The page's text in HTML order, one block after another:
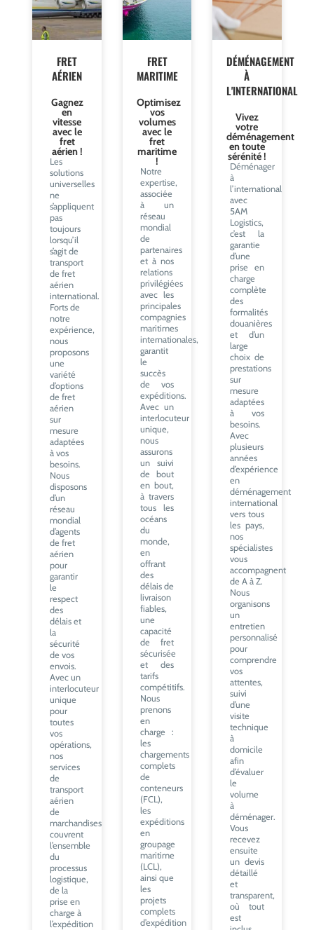
FRET
AÉRIEN
Gagnez
en
vitesse
avec le
fret
aérien !
Les
solutions
universelles
ne
s’appliquent
pas
toujours
lorsqu’il
s’agit de
transport
de fret
aérien
international.
Forts de
notre
expérience,
nous
proposons
une
variété
d’options
de fret
aérien
sur
mesure
adaptées
à vos
besoins.
Nous
disposons
d’un
réseau
mondial
d’agents
de fret
aérien
pour
garantir
le
respect
des
délais et
la
sécurité
de vos
envois.
Avec un
interlocuteur
unique
pour
toutes
vos
opérations,
nos
services
de
transport
aérien
de
marchandises
couvrent
l’ensemble
du
processus
logistique,
de la
prise en
charge à
l’expédition
FRET
MARITIME
Optimisez
vos
volumes
avec le
fret
maritime
!
Notre
expertise,
associée
à un
réseau
mondial
de
partenaires
et à nos
relations
privilégiées
avec les
principales
compagnies
maritimes
internationales,
garantit
le
succès
de vos
expéditions.
Avec un
interlocuteur
unique,
nous
assurons
un suivi
de bout
en bout,
à travers
tous les
océans
du
monde,
en
offrant
des
délais de
livraison
fiables,
une
capacité
de fret
sécurisée
et des
tarifs
compétitifs.
Nous
prenons
en
charge :
les
chargements
complets
de
conteneurs
(FCL),
les
expéditions
en
groupage
maritime
(LCL),
ainsi que
les
projets
complets
d’expédition
DÉMÉNAGEMENT
À
L'INTERNATIONAL
Vivez
votre
déménagement
en toute
sérénité !
Déménager
à
l’international
avec
5AM
Logistics,
c’est la
garantie
d’une
prise en
charge
complète
des
formalités
douanières
et d’un
large
choix de
prestations
sur
mesure
adaptées
à vos
besoins.
Avec
plusieurs
années
d’expérience
en
déménagement
international
vers tous
les pays,
nos
spécialistes
vous
accompagnent
de A à Z.
Nous
organisons
un
entretien
personnalisé
pour
comprendre
vos
attentes,
suivi
d’une
visite
technique
à
domicile
afin
d’évaluer
le
volume
à
déménager.
Vous
recevez
ensuite
un devis
détaillé
et
transparent,
où tout
est